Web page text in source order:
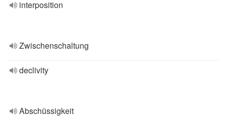
interposition
Zwischenschaltung
declivity
Abschüssigkeit